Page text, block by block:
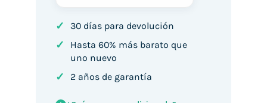
✓ 30 días para devolución
✓
Hasta 60% más barato que
uno nuevo
✓ 2 años de garantía